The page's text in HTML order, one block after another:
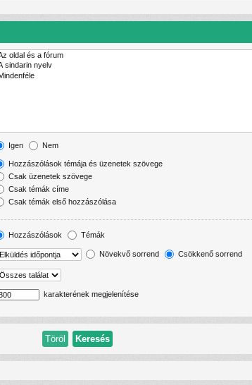
Igen Nem
Hozzászólások témája és üzenetek szövege
Csak üzenetek szövege
Csak témák címe
Csak témák első hozzászólása
Hozzászólások Témák
Növekvő sorrend Csökkenő sorrend
karakterének megjelenítése